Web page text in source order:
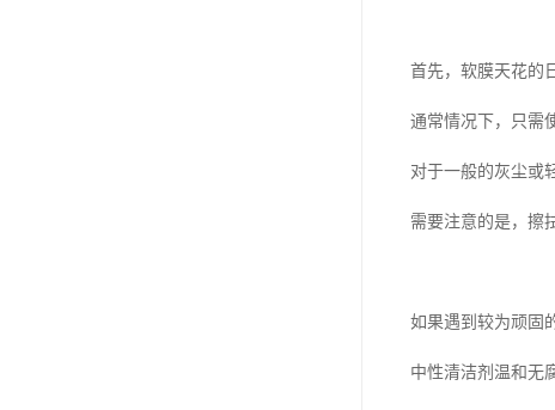
首先，软膜天花的
通常情况下，只需
对于一般的灰尘或
需要注意的是，擦
如果遇到较为顽固
中性清洁剂温和无